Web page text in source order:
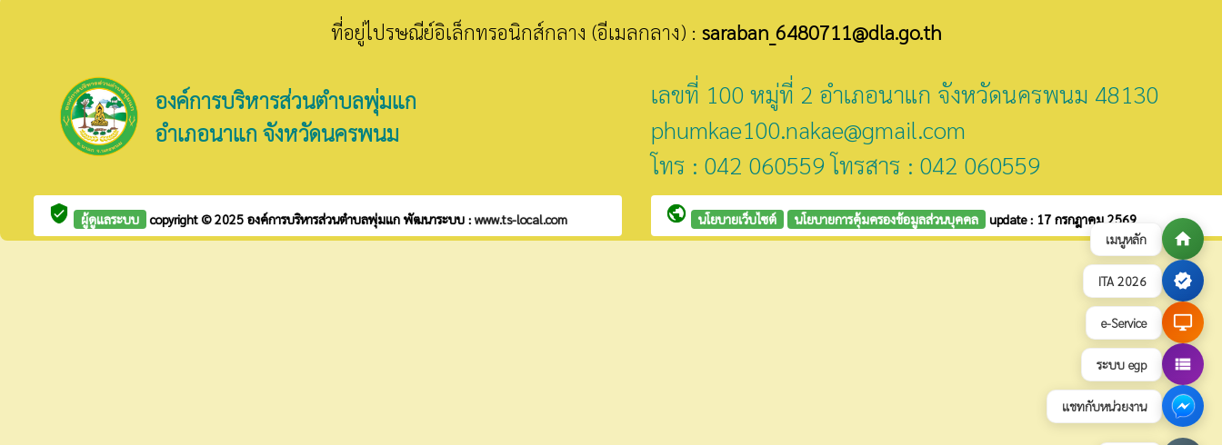
เมนูหลัก home
ITA 2026 verified
e-Service desktop_windows
ระบบ egp view_list
แชทกับหน่วยงาน
ที่อยู่ไปรษณีย์อิเล็กทรอนิกส์กลาง (อีเมลกลาง) : saraban_6480711@dla.go.th
องค์การบริหารส่วนตำบลพุ่มแก
อำเภอนาแก จังหวัดนครพนม
เลขที่ 100 หมู่ที่ 2 อำเภอนาแก จังหวัดนครพนม 48130
phumkae100.nakae@gmail.com
โทร : 042 060559 โทรสาร : 042 060559
verified_user ผู้ดูแลระบบ copyright © 2025 องค์การบริหารส่วนตำบลพุ่มแก พัฒนาระบบ : www.ts-local.com public นโยบายเว็บไซต์ นโยบายการคุ้มครองข้อมูลส่วนบุคคล update : 17 กรกฎาคม 2569